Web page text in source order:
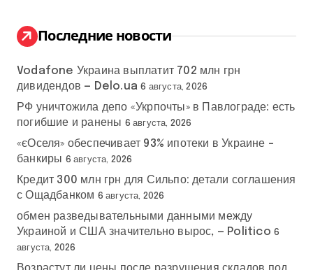
:
Последние новости
Vodafone Украина выплатит 702 млн грн
дивидендов — Delo.ua 6 августа, 2026
РФ уничтожила депо «Укрпочты» в Павлограде: есть
погибшие и ранены 6 августа, 2026
«єОселя» обеспечивает 93% ипотеки в Украине –
банкиры 6 августа, 2026
Кредит 300 млн грн для Сильпо: детали соглашения
с Ощадбанком 6 августа, 2026
обмен разведывательными данными между
Украиной и США значительно вырос, — Politico 6
августа, 2026